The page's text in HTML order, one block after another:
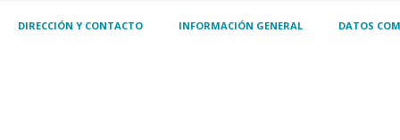
DIRECCIÓN Y CONTACTO INFORMACIÓN GENERAL DATOS